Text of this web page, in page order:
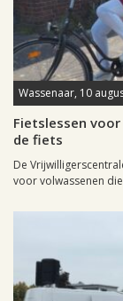
Wassenaar, 10
Fietslessen
de fiets
De
voor volwassenen